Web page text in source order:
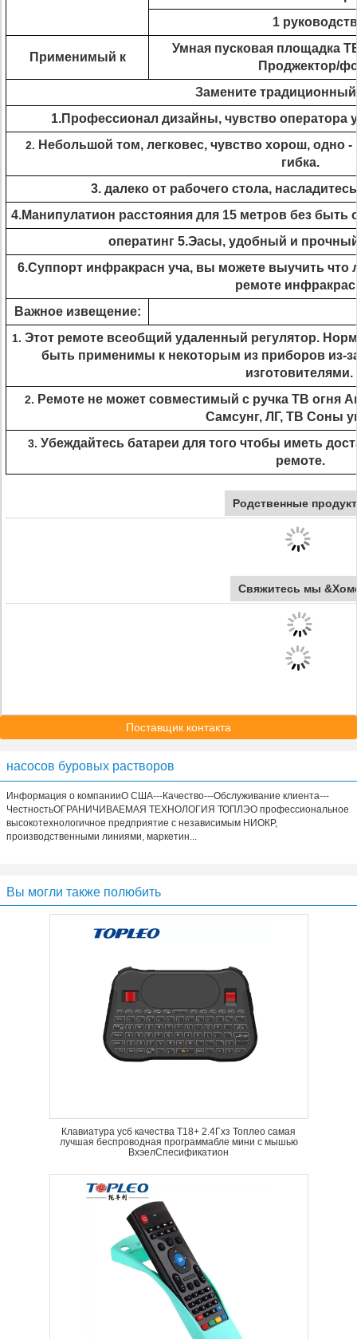
1
Применимый к
Умная пусковая площадка
Проджектор/
Замените
1.Профессионал дизайны, чувство оператора
2. Небольшой том, легковес, чувство хорош, одно
гибка.
3. далеко от рабочего стола,
4.Манипулатион расстояния для 15 метров без
оператинг 5.Эасы, удобный и
6.Суппорт инфракрасн уча, вы можете выучить что
ремоте
Важное извещение:
1. Этот ремоте всеобщий удаленный регулятор.
быть применимы к некоторым из приборов из-
изготовителями.
2. Ремоте не может совместимый с ручка ТВ огня
Самсунг, ЛГ, ТВ Соны
3. Убеждайтесь батареи для того чтобы иметь
ремоте.
Родственные
Свяжитесь мы
Поставщик контакта
насосов буровых растворов
Информация о компанииО США---Качество---Обслуживание клиента---
ЧестностьОГРАНИЧИВАЕМАЯ ТЕХНОЛОГИЯ ТОПЛЭО профессиональное
высокотехнологичное предприятие с независимым НИОКР,
производственными линиями, маркетин...
Вы могли также полюбить
Клавиатура усб качества Т18+ 2.4Гхз Топлео самая
лучшая беспроводная программабле мини с мышью
ВхэелСпесификатион